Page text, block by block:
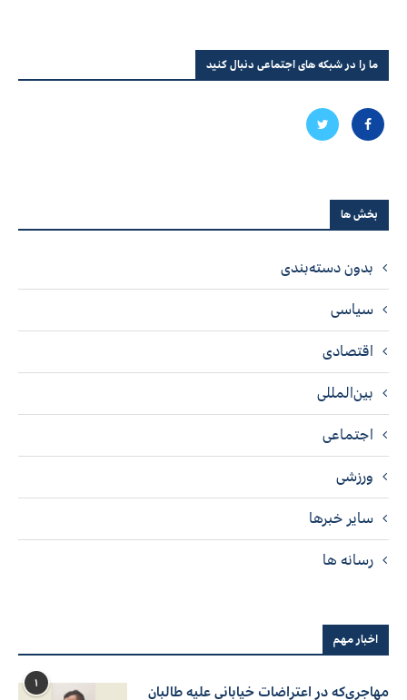
ما را در شبکه های اجتماعی دنبال کنید
بخش ها
بدون دسته‌بندی
سیاسی
اقتصادی
بین‌المللی
اجتماعی
ورزشی
سایر خبرها
رسانه ها
اخبار مهم
۱
مهاجری‌که در اعتراضات خیابانی علیه طالبان